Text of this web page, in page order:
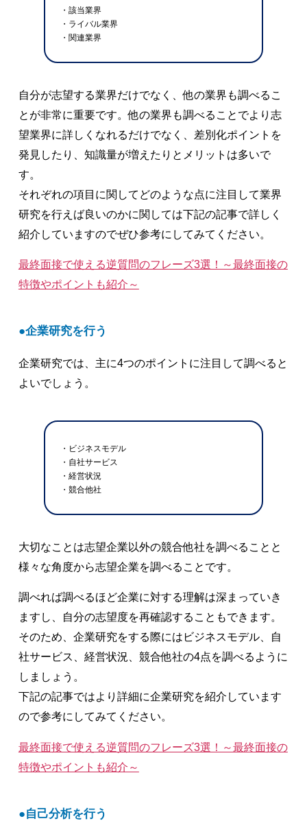
・該当業界
・ライバル業界
・関連業界
自分が志望する業界だけでなく、他の業界も調べるこ
とが非常に重要です。他の業界も調べることでより志
望業界に詳しくなれるだけでなく、差別化ポイントを
発見したり、知識量が増えたりとメリットは多いで
す。
それぞれの項目に関してどのような点に注目して業界
研究を行えば良いのかに関しては下記の記事で詳しく
紹介していますのでぜひ参考にしてみてください。
最終面接で使える逆質問のフレーズ3選！～最終面接の
特徴やポイントも紹介～
企業研究を行う
企業研究では、主に4つのポイントに注目して調べると
よいでしょう。
・ビジネスモデル
・自社サービス
・経営状況
・競合他社
大切なことは志望企業以外の競合他社を調べることと
様々な角度から志望企業を調べることです。
調べれば調べるほど企業に対する理解は深まっていき
ますし、自分の志望度を再確認することもできます。
そのため、企業研究をする際にはビジネスモデル、自
社サービス、経営状況、競合他社の4点を調べるように
しましょう。
下記の記事ではより詳細に企業研究を紹介しています
ので参考にしてみてください。
最終面接で使える逆質問のフレーズ3選！～最終面接の
特徴やポイントも紹介～
自己分析を行う